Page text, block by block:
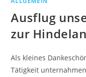
Ausflug
zur
Als kleines
Tätigkeit